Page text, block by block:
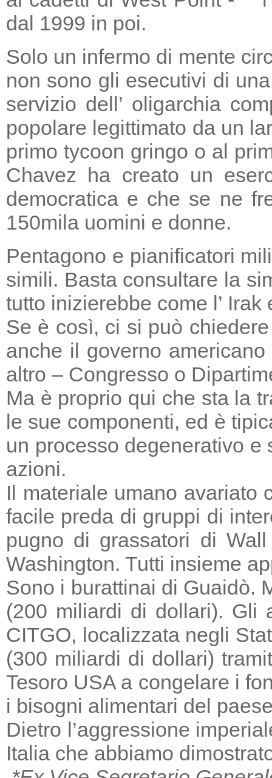
dal 1999 in poi.
Solo un infermo di mente
non sono gli esecutivi di
servizio dell’ oligarchia
popolare legittimato da un
primo tycoon gringo o al
Chavez ha creato un
democratica e che se ne
150mila uomini e donne.
Pentagono e pianificatori
simili. Basta consultare la
tutto inizierebbe come l’
Se è così, ci si può
anche il governo
altro – Congresso o
Ma è proprio qui che sta la
le sue componenti, ed è
un processo degenerativo
azioni.
Il materiale umano avariato
facile preda di gruppi di
pugno di grassatori di
Washington. Tutti insieme
Sono i burattinai di Guaidò.
(200 miliardi di dollari). Gli
CITGO, localizzata negli
(300 miliardi di dollari)
Tesoro USA a congelare i
i bisogni alimentari del
Dietro l’aggressione
Italia che abbiamo